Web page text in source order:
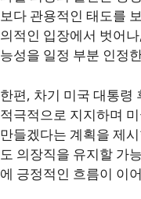
보다 관용적인 태도를
의적인 입장에서 벗어
능성을 일정 부분 인정
한편, 차기 미국 대통령
적극적으로 지지하며
만들겠다는 계획을 제
도 의장직을 유지할 가
에 긍정적인 흐름이 이